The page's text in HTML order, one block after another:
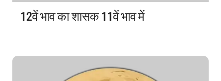
12वें भाव का शासक 11वें भाव में